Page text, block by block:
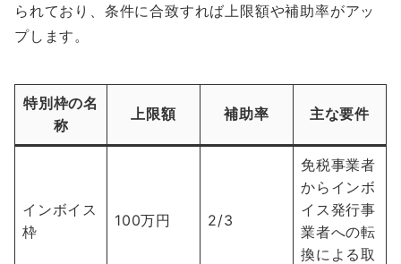
られており、条件に合致すれば上限額や補助率がアッ
プします。
特別枠の名
称
上限額 補助率 主な要件
インボイス
枠
100万円 2/3
免税事業者
からインボ
イス発行事
業者への転
換による取